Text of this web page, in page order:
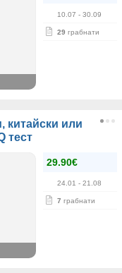
10.07 - 30.09
29 грабнати
китайски или
тест
29.90€
24.01 - 21.08
7 грабнати